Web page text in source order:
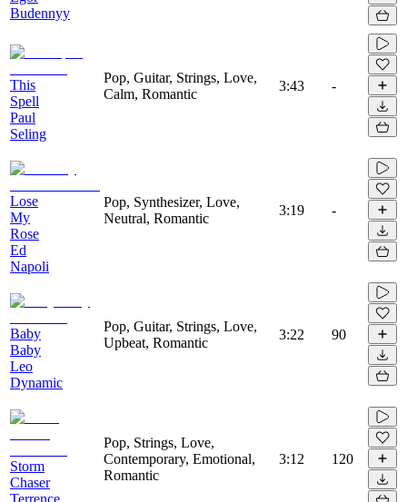
Budennyy
This
Spell
Paul
Seling
Pop, Guitar, Strings, Love,
Calm, Romantic
3:43 -
Lose
My
Rose
Ed
Napoli
Pop, Synthesizer, Love,
Neutral, Romantic
3:19 -
Baby
Baby
Leo
Dynamic
Pop, Guitar, Strings, Love,
Upbeat, Romantic
3:22 90
Storm
Chaser
Terrence
Pop, Strings, Love,
Contemporary, Emotional,
Romantic
3:12 120